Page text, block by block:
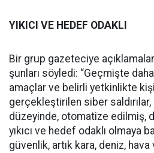
YIKICI VE HEDEF ODAKLI
Bir grup gazeteciye
şunları söyledi: “Geçmişte
amaçlar ve belirli yetkinlikte
gerçekleştirilen siber
düzeyinde, otomatize edilmiş,
yıkıcı ve hedef odaklı olmaya
güvenlik, artık kara, deniz,